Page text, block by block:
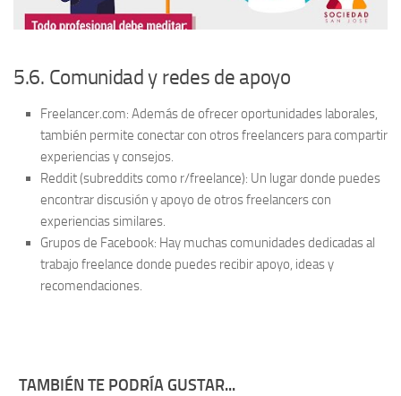
5.6. Comunidad y redes de apoyo
Freelancer.com: Además de ofrecer oportunidades laborales,
también permite conectar con otros freelancers para compartir
experiencias y consejos.
Reddit (subreddits como r/freelance): Un lugar donde puedes
encontrar discusión y apoyo de otros freelancers con
experiencias similares.
Grupos de Facebook: Hay muchas comunidades dedicadas al
trabajo freelance donde puedes recibir apoyo, ideas y
recomendaciones.
TAMBIÉN TE PODRÍA GUSTAR...